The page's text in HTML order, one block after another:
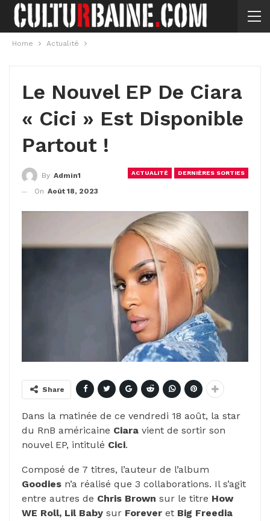
Home Actualité
Le Nouvel EP De Ciara
« Cici » Est Disponible
Partout !
ACTUALITÉ DERNIÈRES SORTIES
By Admin1
On Août 18, 2023
Share
Dans la matinée de ce vendredi 18 août, la star
du RnB américaine Ciara vient de sortir son
nouvel EP, intitulé Cici.
Composé de 7 titres, l’auteur de l’album
Goodies n’a réalisé que 3 collaborations. Il s’agit
entre autres de Chris Brown sur le titre How
WE Roll, Lil Baby sur Forever et Big Freedia